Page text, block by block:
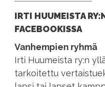
IRTI HUUMEISTA
FACEBOOKISSA
Vanhempien ryhmä
Irti Huumeista ry:n
tarkoitettu